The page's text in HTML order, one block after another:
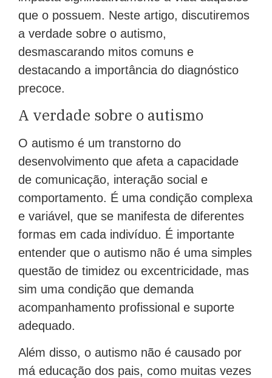
que o possuem. Neste artigo, discutiremos
a verdade sobre o autismo,
desmascarando mitos comuns e
destacando a importância do diagnóstico
precoce.
A verdade sobre o autismo
O autismo é um transtorno do
desenvolvimento que afeta a capacidade
de comunicação, interação social e
comportamento. É uma condição complexa
e variável, que se manifesta de diferentes
formas em cada indivíduo. É importante
entender que o autismo não é uma simples
questão de timidez ou excentricidade, mas
sim uma condição que demanda
acompanhamento profissional e suporte
adequado.
Além disso, o autismo não é causado por
má educação dos pais, como muitas vezes